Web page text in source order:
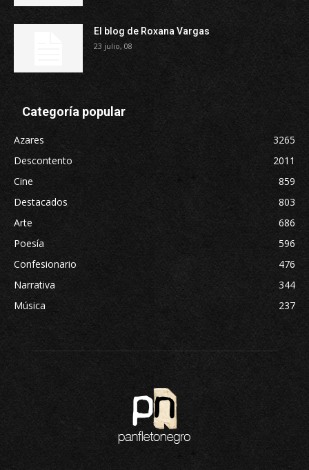
El blog de Roxana Vargas
23 julio, 08
Categoría popular
Azares
3265
Descontento
2011
Cine
859
Destacados
803
Arte
686
Poesía
596
Confesionario
476
Narrativa
344
Música
237